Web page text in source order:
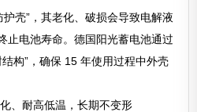
壳”，其老化、破损会导致电解液
止电池寿命。德国阳光蓄电池通过
构”，确保 15 年使用过程中外壳
、耐高低温，长期不变形